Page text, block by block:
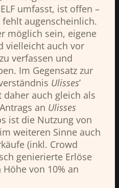
umfasst, ist offen –
fehlt augenscheinlich.
möglich sein, eigene
vielleicht auch vor
verfassen und
Im Gegensatz zur
Ulisses’
daher auch gleich als
an Ulisses
ist die Nutzung von
weiteren Sinne auch
(inkl. Crowd
genierierte Erlöse
von 10% an